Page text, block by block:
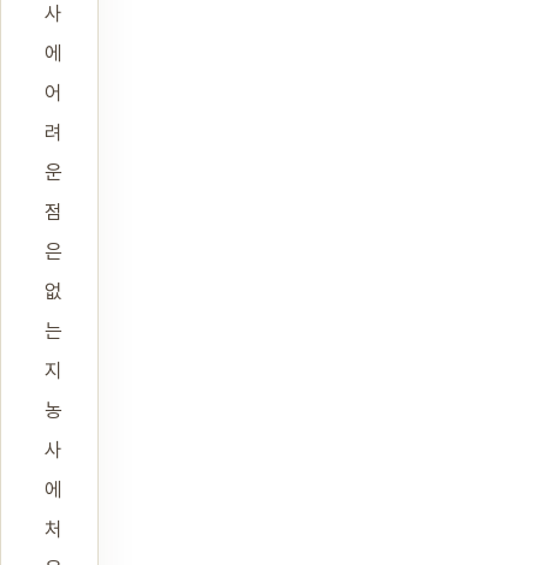
사
에
어
려
운
점
은
없
는
지
농
사
에
처